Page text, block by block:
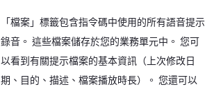
「檔案」標籤包含指令碼中使用的所有語音提示
錄音。 這些檔案儲存於您的業務單元中。 您可
以看到有關提示檔案的基本資訊（上次修改日
期、目的、描述、檔案播放時長）。 您還可以